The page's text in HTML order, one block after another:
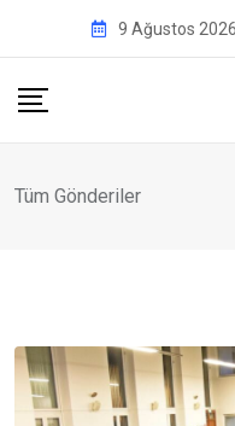
9 Ağustos 2026
Tüm Gönderiler